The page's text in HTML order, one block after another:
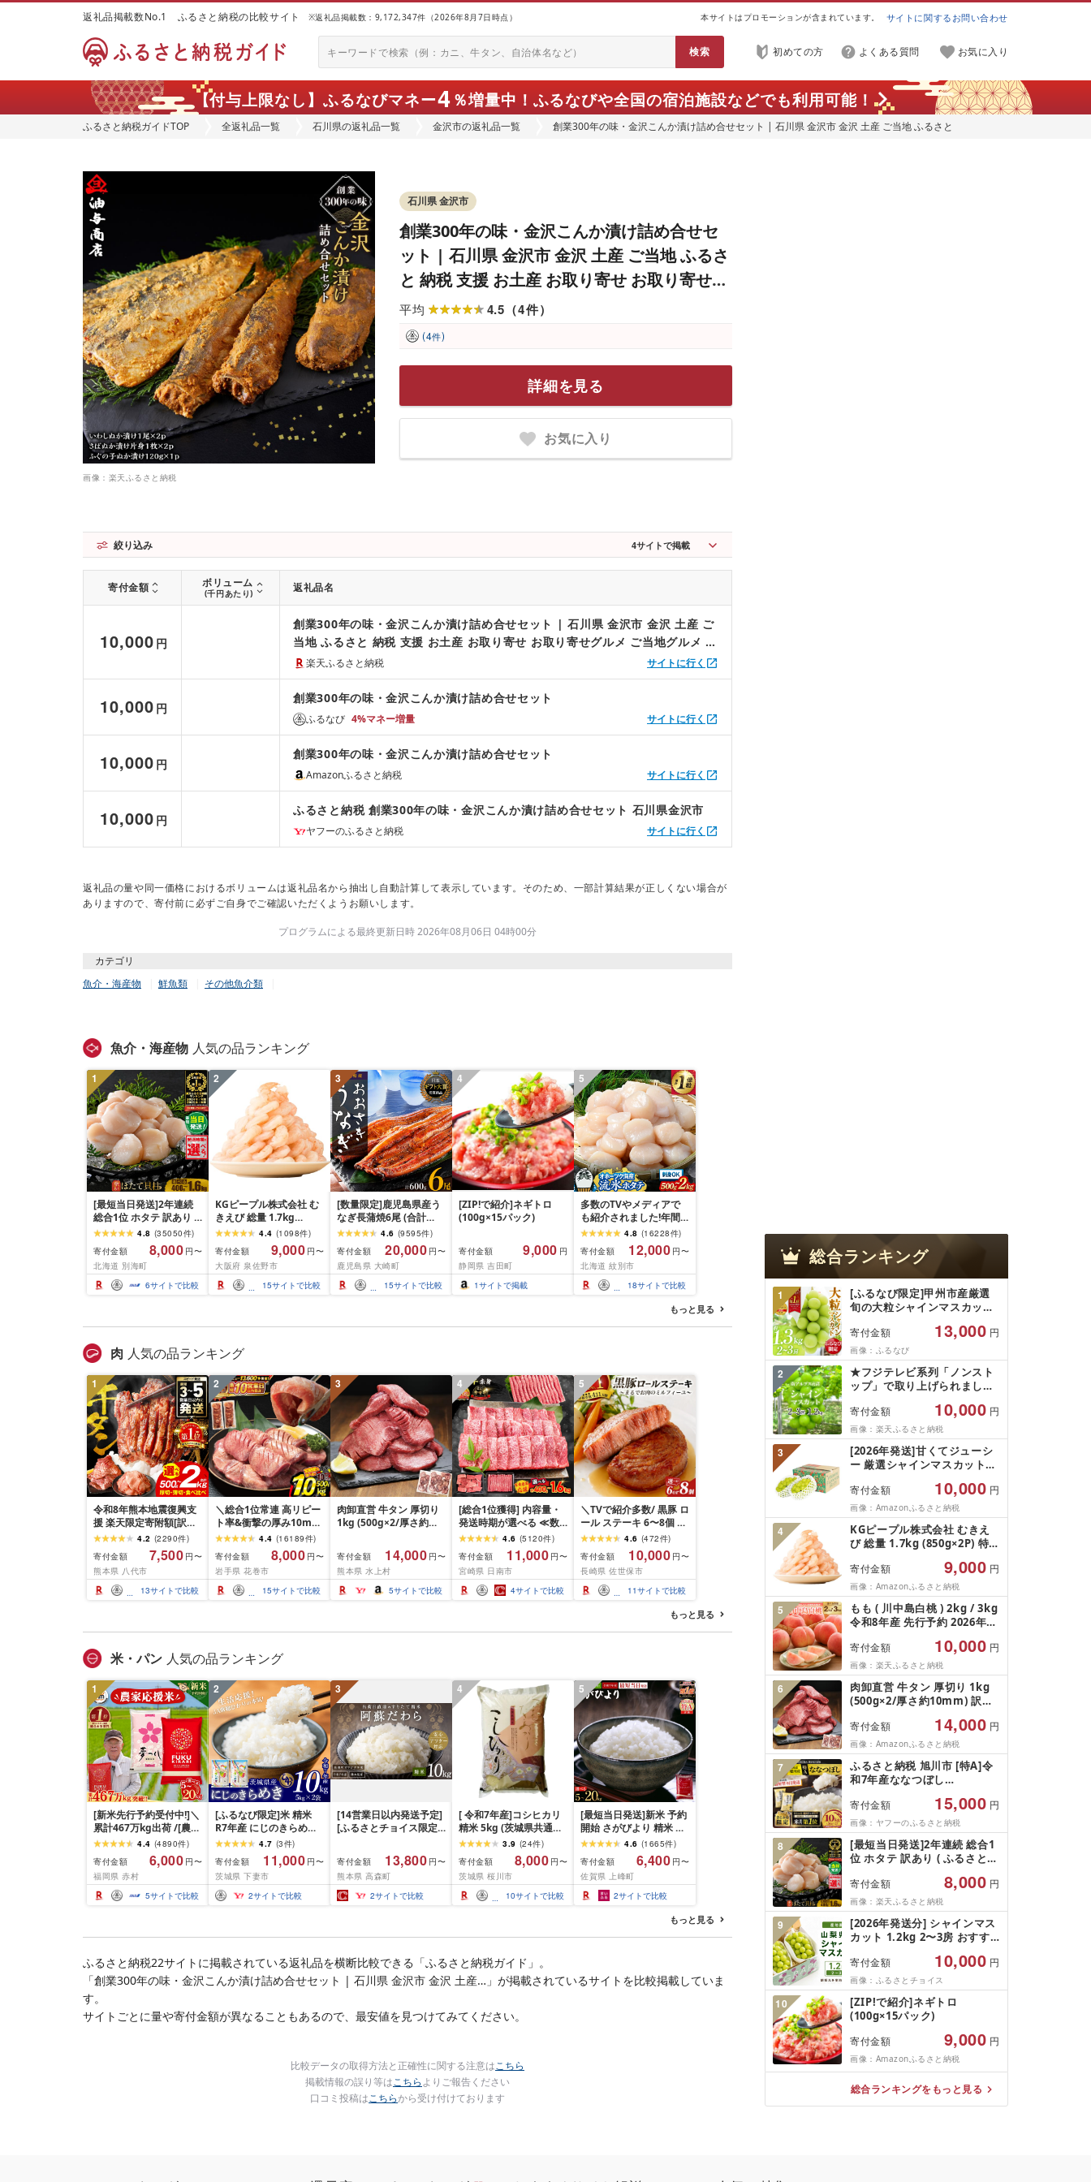
返礼品掲載数No.1 ふるさと納税の比較サイト ※返礼品掲載数：9,172,347件（2026年8月7日時点） 本サイトはプロモーションが含まれています。 サイトに関するお問い合わせ
初めての方 よくある質問 お気に入り
【付与上限なし】ふるなびマネー4％増量中！ ふるなびや全国の宿泊施設などでも利用可能！
ふるさと納税ガイドTOP 全返礼品一覧 石川県の返礼品一覧 金沢市の返礼品一覧
創業300年の味・金沢こんか漬け詰め合せセット | 石川県 金沢市 金沢 土産 ご当地 ふるさと
画像：楽天ふるさと納税
石川県 金沢市
創業300年の味・金沢こんか漬け詰め合せセ
ット | 石川県 金沢市 金沢 土産 ご当地 ふるさ
と 納税 支援 お土産 お取り寄せ お取り寄せグ
ルメ ご当地グルメ 取り寄せ グルメ ご当地お
みやげ 食べ物 たべもの 食品 おすすめ 特産品
平均 4.5 （4件）
(4件)
詳細を見る
お気に入り
絞り込み 4サイトで掲載
寄付金額 ボリューム
(千円あたり) 返礼品名
10,000 円
楽天ふるさと納税
創業300年の味・金沢こんか漬け詰め合せセット | 石川県 金沢市 金沢 土産 ご
当地 ふるさと 納税 支援 お土産 お取り寄せ お取り寄せグルメ ご当地グルメ 取
り寄せ グルメ ご当地おみやげ 食べ物 たべもの 食品 おすすめ 特産品 名産品
石川県金沢市
サイトに行く
10,000 円
ふるなび
創業300年の味・金沢こんか漬け詰め合せセット
4%マネー増量 サイトに行く
10,000 円
Amazonふるさと納税
創業300年の味・金沢こんか漬け詰め合せセット
サイトに行く
10,000 円
ヤフーのふるさと納税
ふるさと納税 創業300年の味・金沢こんか漬け詰め合せセット 石川県金沢市
サイトに行く
返礼品の量や同一価格におけるボリュームは返礼品名から抽出し自動計算して表示しています。そのため、一部計算結果が正しくない場合が
ありますので、寄付前に必ずご自身でご確認いただくようお願いします。
プログラムによる最終更新日時 2026年08月06日 04時00分
カテゴリ
魚介・海産物
鮮魚類 その他魚介類
魚介・海産物 人気の品ランキング
1
[最短当日発送]2年連続
総合1位 ホタテ 訳あり (
ふるさと納税 ほたて ふ
るさと納税 訳あり 帆立
ふるさと わけあり ホタ
テ貝柱 貝 人気 不揃い 刺
身 規格外 魚介 ランキン
グ 海鮮 冷凍 発送時期が
4.8 (35050件)
寄付金額
8,000 円〜
北海道 別海町
6サイトで比較
2
KGピープル株式会社 む
きえび 総量 1.7kg
(850g×2P) 特大 5Lサイ
ズ バナメイエビ バラ凍
結 下処理不要 サイズ不
揃い 訳あり
4.4 (1098件)
寄付金額
9,000 円〜
大阪府 泉佐野市
15サイトで比較
3
[数量限定]鹿児島県産う
なぎ長蒲焼6尾 (合計
600g以上)4.6 (9595件)
寄付金額
20,000 円〜
鹿児島県 大崎町
15サイトで比較
4
[ZIP!で紹介]ネギトロ
(100g×15パック)
寄付金額 9,000 円
静岡県 吉田町
1サイトで掲載
5
多数のTVやメディアで
も紹介されました!年間
総合ランキング4年連続1
位!北海道オホーツク海
産ホタテ玉冷 | ホタテ
ほたて hotate 帆立 貝柱
刺身 冷凍 貝 訳あり わけ
あり ワケアリ 大粒 サイ
ズ不揃い バラエティ 選
4.8 (16228件)
寄付金額
12,000 円〜
北海道 紋別市
18サイトで比較
もっと見る
肉 人気の品ランキング
1
令和8年熊本地震復興支
援 楽天限定寄附額[訳あ
り]牛タン 500g〜2kg 肉
牛肉 訳あり 牛タン 冷凍
小分け 厚切り 薄切り 食
べ比べ 500g 1kg 1.5kg
2kg 牛 人気 ビーフ 牛た
ん ふるさと納税 ランキ
4.2 (2290件)
寄付金額
7,500 円〜
熊本県 八代市
13サイトで比較
2
＼総合1位常連 高リピー
ト率&衝撃の厚み10mm
厚切り牛タン 塩味/ ≪ス
ピード発送!!10営業日以
内発送≫ 選べる内容量
500g / 1kg 定期便 毎月
届く 牛肉 肉 BBQ ふるさ
と 人気 ランキング 岩手
4.4 (16189件)
寄付金額
8,000 円〜
岩手県 花巻市
15サイトで比較
3
肉卸直営 牛タン 厚切り
1kg (500g×2/厚さ約
牛肉 焼肉 冷凍 スライス
業務用 バーベキュー
BBQ おつまみ ギフト お
祝い お中元 夏ギフト
寄付金額 14,000 円〜
熊本県 水上村
5サイトで比較
4
[総合1位獲得] 内容量・
発送時期が選べる ≪数
量限定≫ 宮崎牛 赤身 ス
ライス 焼肉 国産 肉 牛肉
薄切り 黒毛和牛 A4 A5
人気 小分け 焼き肉 すき
焼き しゃぶしゃぶ 牛丼
BBQ ギフト 贈り物 おす
4.6 (5120件)
寄付金額
11,000 円〜
宮崎県 日南市
4サイトで比較
5
＼TVで紹介多数/ 黒豚 ロ
ール ステーキ 6〜8個 ≪
お箸でほぐせるやわらか
さ≫ 職人厳選 無添加 小
分け オリジナル ポーク
ステーキ 子供も安心 豚
豚肉 セット ジューシー
ギフト 贈り物 おすすめ
おかず 簡単調理 人気 送
4.6 (472件)
寄付金額
10,000 円〜
長崎県 佐世保市
11サイトで比較
もっと見る
米・パン 人気の品ランキング
1
[新米先行予約受付中!]＼
累計467万kg出荷 /[農家
応援米]訳あり 令和7年産
令和8年産ふくきらり 夢
つくし 5kg 10kg 15kg
20kg [選べる品種・内容
量・出荷時期]複数原料
米 白米 精米 国産 限定
4.4 (4890件)
寄付金額
6,000 円〜
福岡県 赤村
5サイトで比較
2
[ふるなび限定]米 精米
R7年産 にじのきらめき
10kg 10月 FN-Limited-
4.7 (3件)
寄付金額
11,000 円〜
茨城県 下妻市
2サイトで比較
3
[14営業日以内発送予定]
[ふるさとチョイス限定
だわら 熊本県 高森町 オ
リジナル米 計
10kg(5kg×2袋)精米 お
米 米 5kg×2 10kg
寄付金額 13,800 円〜
熊本県 高森町
2サイトで比較
4
[ 令和7年産]コシヒカリ
精米 5kg (茨城県共通返
礼品 かすみがうら市) 米
ごはん もっちり 甘い コ
メ お米 白米
3.9 (24件)
寄付金額
8,000 円〜
茨城県 桜川市
10サイトで比較
5
[最短当日発送]新米 予約
開始 さがびより 精米 無
洗米[選べる容量]★単一
米★総合1位獲得★選べ
る発送月★特A評価16年
連続 7年産 定期便 佐賀
県産米 令和 先行予約 米
お米 精米 白米 ブランド
米 5kg 10kg 15kg 20kg
4.6 (1665件)
寄付金額
6,400 円〜
佐賀県 上峰町
2サイトで比較
もっと見る
ふるさと納税22サイトに掲載されている返礼品を横断比較できる「ふるさと納税ガイド」。
「創業300年の味・金沢こんか漬け詰め合せセット | 石川県 金沢市 金沢 土産…」が掲載されているサイトを比較掲載していま
す。
サイトごとに量や寄付金額が異なることもあるので、最安値を見つけてみてください。
比較データの取得方法と正確性に関する注意はこちら
掲載情報の誤り等はこちらよりご報告ください
口コミ投稿はこちらから受け付けております
総合ランキング
1
[ふるなび限定]甲州市産厳選
旬の大粒シャインマスカット
(MG)B12-472 FN-Limited-
VO シャインマスカット フル
ーツ
寄付金額 13,000 円
画像：ふるなび
2
★フジテレビ系列「ノンスト
ップ」で取り上げられました!
ルプス市産シャインマスカッ
ト1.2kg以上(2〜3房)ふるさと
納税 おすすめ 山梨県 南アル
プス市 送料無料 AL
寄付金額 10,000 円
画像：楽天ふるさと納税
3
[2026年発送]甘くてジューシ
ー 厳選シャインマスカット
日)から10月下旬までの発送)
フルーツ ぶどう 果物 山梨県
産 2026 旬 大粒 高級 ブドウ
葡萄 富士吉田市
寄付金額 10,000 円
画像：Amazonふるさと納税
4
KGピープル株式会社 むきえ
び 総量 1.7kg (850g×2P) 特大
凍結 下処理不要 サイズ不揃い
訳あり
寄付金額 9,000 円
画像：Amazonふるさと納税
5
もも ( 川中島白桃 ) 2kg / 3kg
令和8年産 先行予約 2026年
ツ 秀品 のし 贈答 ギフト おす
そ分け 期間限定 冷蔵便 送料
無料 産地直送 お取り寄せ [ 山
形県 天童市 ]
寄付金額 10,000 円
画像：楽天ふるさと納税
6
肉卸直営 牛タン 厚切り 1kg
(500g×2/厚さ約10mm) 訳あ
ライス 業務用 バーベキュー
BBQ おつまみ ギフト お祝い
お中元 夏ギフト
寄付金額 14,000 円
画像：Amazonふるさと納税
7
ふるさと納税 旭川市 [特A]令
和7年産ななつぼし
お米[さとふる限定]_05957
寄付金額 15,000 円
画像：ヤフーのふるさと納税
8
[最短当日発送]2年連続 総合1
位 ホタテ 訳あり ( ふるさと納
り 帆立 ふるさと わけあり ホ
タテ貝柱 貝 人気 不揃い 刺身
規格外 魚介 ランキング 海鮮
冷凍 発送時期が選べる 北海道
別海町 )(クラウドファンディ
ング対象)
寄付金額 8,000 円
画像：楽天ふるさと納税
9
[2026年発送分] シャインマス
カット 1.2kg 2〜3房 おすす
ーツ ブドウ 果物 ぶどう シャ
イン マスカット くだもの お
届け 国産 葡萄 贈答 新鮮
寄付金額 10,000 円
画像：ふるさとチョイス
10
[ZIP!で紹介]ネギトロ
(100g×15パック)
寄付金額 9,000 円
画像：Amazonふるさと納税
総合ランキングをもっと見る